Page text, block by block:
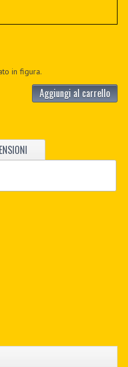
in figura.
Aggiungi al carrello